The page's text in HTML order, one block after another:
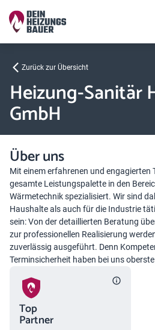
Zurück zur Übersicht
Heizung-Sanitär
GmbH
Über uns
Mit einem erfahrenen und engagierten
gesamte Leistungspalette in den
Wärmetechnik spezialisiert. Wir sind
Haushalte als auch für die Industrie
sein: Von der detaillierten Beratung
zur professionellen Realisierung
zuverlässig ausgeführt. Denn
Terminsicherheit haben bei uns
Top
Partner